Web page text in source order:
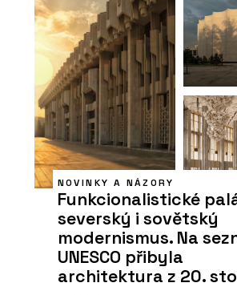
NOVINKY A NÁZORY
Funkcionalistické
severský i sovětský
modernismus. Na
UNESCO přibyla
architektura z 20.